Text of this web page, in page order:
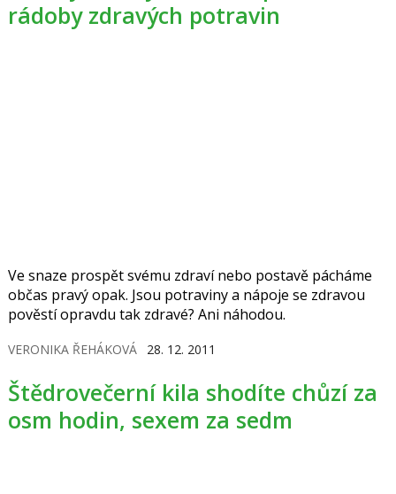
rádoby zdravých potravin
Ve snaze prospět svému zdraví nebo postavě pácháme
občas pravý opak. Jsou potraviny a nápoje se zdravou
pověstí opravdu tak zdravé? Ani náhodou.
VERONIKA ŘEHÁKOVÁ 28. 12. 2011
Štědrovečerní kila shodíte chůzí za
osm hodin, sexem za sedm